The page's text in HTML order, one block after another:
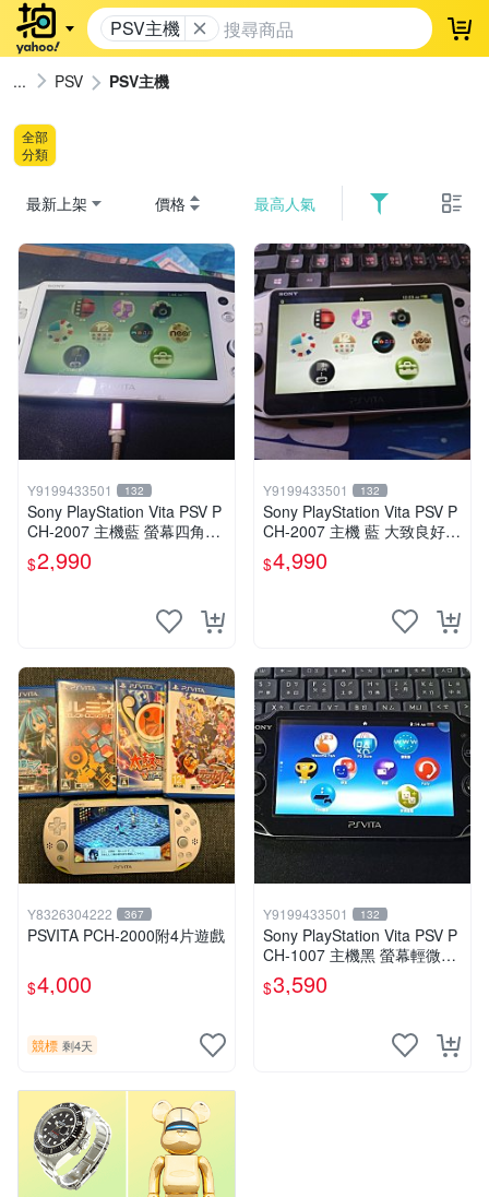
PSV主機 登
PSV PSV主機
全部
分類
最新上架 價格 最高人氣
Y9199433501 132
Sony PlayStation Vita PSV P
CH-2007 主機藍 螢幕四角略
暗 可安裝遊戲 系統3.74書
$2,990
Y9199433501 132
Sony PlayStation Vita PSV P
CH-2007 主機 藍 大致良好
送絕版YAMATO保殼
$4,990
Y8326304222 367
PSVITA PCH-2000附4片遊戲
$4,000
競標 剩4天
Y9199433501 132
Sony PlayStation Vita PSV P
CH-1007 主機黑 螢幕輕微老
化 可安裝遊戲 系統3.74書
$3,590